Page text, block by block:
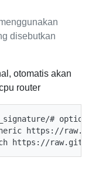
disebutkan
otomatis akan
router
# option
https://